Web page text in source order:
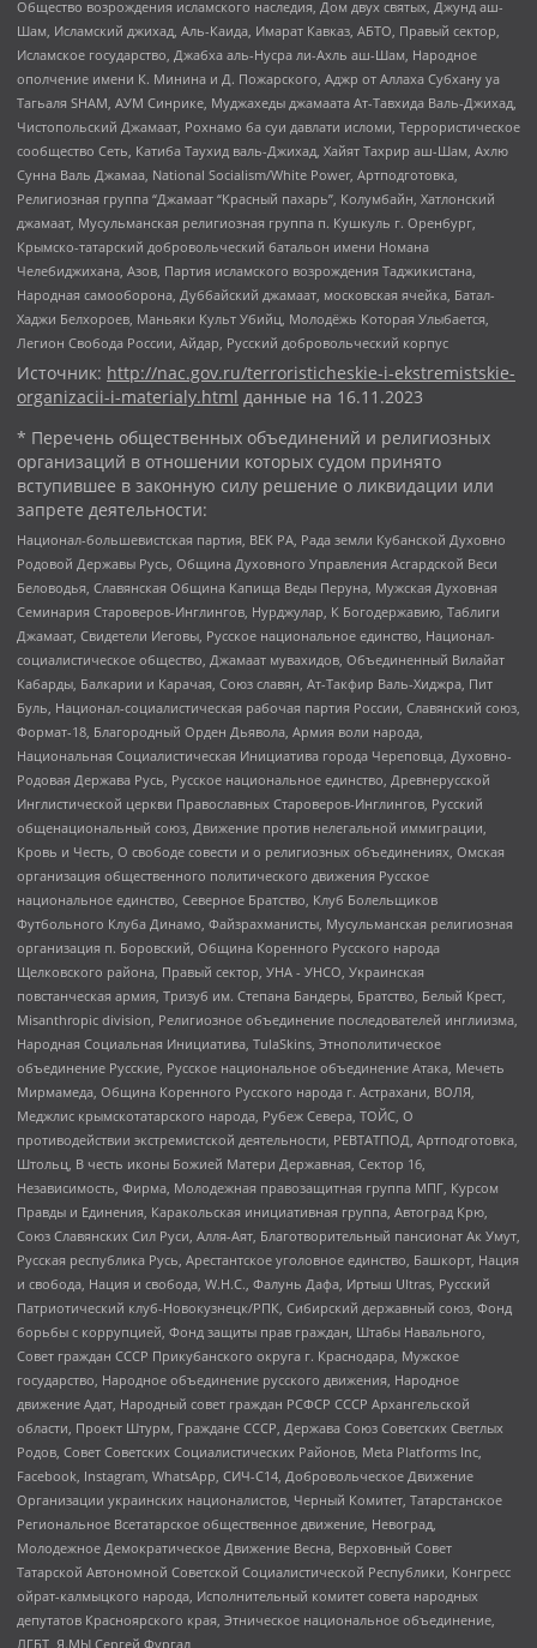
Общество возрождения исламского наследия, Дом двух святых, Джунд аш-
Шам, Исламский джихад, Аль-Каида, Имарат Кавказ, АБТО, Правый сектор,
Исламское государство, Джабха аль-Нусра ли-Ахль аш-Шам, Народное
ополчение имени К. Минина и Д. Пожарского, Аджр от Аллаха Субхану уа
Тагьаля SHAM, АУМ Синрике, Муджахеды джамаата Ат-Тавхида Валь-Джихад,
Чистопольский Джамаат, Рохнамо ба суи давлати исломи, Террористическое
сообщество Сеть, Катиба Таухид валь-Джихад, Хайят Тахрир аш-Шам, Ахлю
Сунна Валь Джамаа, National Socialism/White Power, Артподготовка,
Религиозная группа “Джамаат “Красный пахарь”, Колумбайн, Хатлонский
джамаат, Мусульманская религиозная группа п. Кушкуль г. Оренбург,
Крымско-татарский добровольческий батальон имени Номана
Челебиджихана, Азов, Партия исламского возрождения Таджикистана,
Народная самооборона, Дуббайский джамаат, московская ячейка, Батал-
Хаджи Белхороев, Маньяки Культ Убийц, Молодёжь Которая Улыбается,
Легион Свобода России, Айдар, Русский добровольческий корпус
Источник: http://nac.gov.ru/terroristicheskie-i-ekstremistskie-
organizacii-i-materialy.html данные на 16.11.2023
* Перечень общественных объединений и религиозных
организаций в отношении которых судом принято
вступившее в законную силу решение о ликвидации или
запрете деятельности:
Национал-большевистская партия, ВЕК РА, Рада земли Кубанской Духовно
Родовой Державы Русь, Община Духовного Управления Асгардской Веси
Беловодья, Славянская Община Капища Веды Перуна, Мужская Духовная
Семинария Староверов-Инглингов, Нурджулар, К Богодержавию, Таблиги
Джамаат, Свидетели Иеговы, Русское национальное единство, Национал-
социалистическое общество, Джамаат мувахидов, Объединенный Вилайат
Кабарды, Балкарии и Карачая, Союз славян, Ат-Такфир Валь-Хиджра, Пит
Буль, Национал-социалистическая рабочая партия России, Славянский союз,
Формат-18, Благородный Орден Дьявола, Армия воли народа,
Национальная Социалистическая Инициатива города Череповца, Духовно-
Родовая Держава Русь, Русское национальное единство, Древнерусской
Инглистической церкви Православных Староверов-Инглингов, Русский
общенациональный союз, Движение против нелегальной иммиграции,
Кровь и Честь, О свободе совести и о религиозных объединениях, Омская
организация общественного политического движения Русское
национальное единство, Северное Братство, Клуб Болельщиков
Футбольного Клуба Динамо, Файзрахманисты, Мусульманская религиозная
организация п. Боровский, Община Коренного Русского народа
Щелковского района, Правый сектор, УНА - УНСО, Украинская
повстанческая армия, Тризуб им. Степана Бандеры, Братство, Белый Крест,
Misanthropic division, Религиозное объединение последователей инглиизма,
Народная Социальная Инициатива, TulaSkins, Этнополитическое
объединение Русские, Русское национальное объединение Атака, Мечеть
Мирмамеда, Община Коренного Русского народа г. Астрахани, ВОЛЯ,
Меджлис крымскотатарского народа, Рубеж Севера, ТОЙС, О
противодействии экстремистской деятельности, РЕВТАТПОД, Артподготовка,
Штольц, В честь иконы Божией Матери Державная, Сектор 16,
Независимость, Фирма, Молодежная правозащитная группа МПГ, Курсом
Правды и Единения, Каракольская инициативная группа, Автоград Крю,
Союз Славянских Сил Руси, Алля-Аят, Благотворительный пансионат Ак Умут,
Русская республика Русь, Арестантское уголовное единство, Башкорт, Нация
и свобода, Нация и свобода, W.H.С., Фалунь Дафа, Иртыш Ultras, Русский
Патриотический клуб-Новокузнецк/РПК, Сибирский державный союз, Фонд
борьбы с коррупцией, Фонд защиты прав граждан, Штабы Навального,
Совет граждан СССР Прикубанского округа г. Краснодара, Мужское
государство, Народное объединение русского движения, Народное
движение Адат, Народный совет граждан РСФСР СССР Архангельской
области, Проект Штурм, Граждане СССР, Держава Союз Советских Светлых
Родов, Совет Советских Социалистических Районов, Meta Platforms Inc,
Facebook, Instagram, WhatsApp, СИЧ-С14, Добровольческое Движение
Организации украинских националистов, Черный Комитет, Татарстанское
Региональное Всетатарское общественное движение, Невоград,
Молодежное Демократическое Движение Весна, Верховный Совет
Татарской Автономной Советской Социалистической Республики, Конгресс
ойрат-калмыцкого народа, Исполнительный комитет совета народных
депутатов Красноярского края, Этническое национальное объединение,
ЛГБТ, Я.МЫ Сергей Фургал